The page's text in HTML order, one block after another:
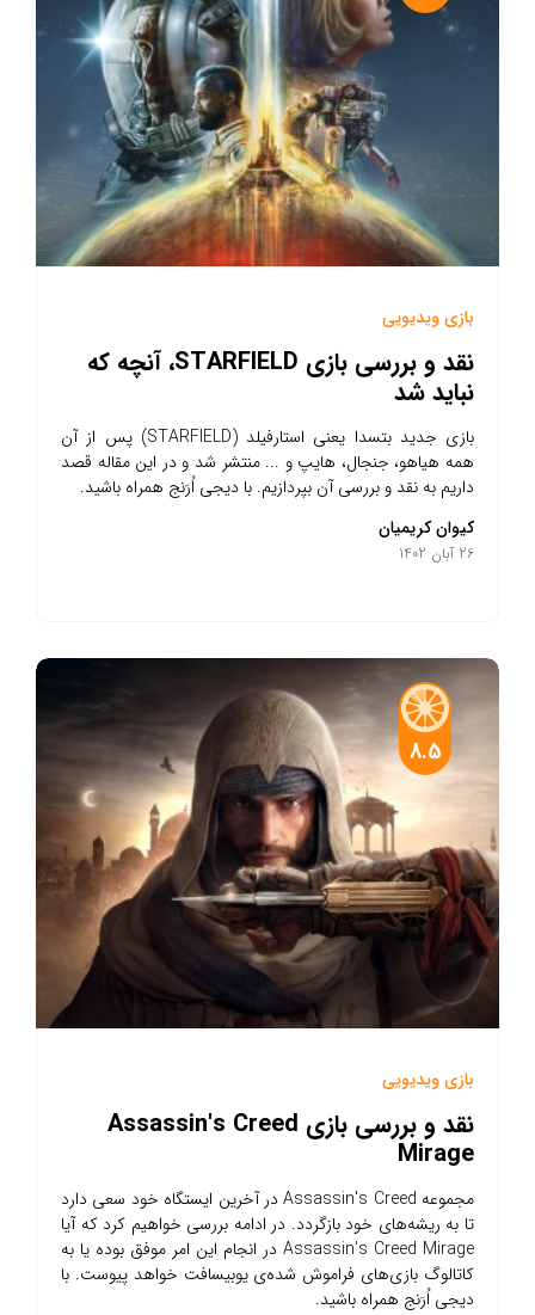
بازی ویدیویی
نقد و بررسی بازی STARFIELD، آنچه که
نباید شد
بازی جدید بتسدا یعنی استارفیلد (STARFIELD) پس از آن
همه هیاهو، جنجال، هایپ و ... منتشر شد و در این مقاله قصد
داریم به نقد و بررسی آن بپردازیم. با دیجی اُرَنج همراه باشید.
کیوان کریمیان
26 آبان 1402
8.5
بازی ویدیویی
نقد و بررسی بازی Assassin's Creed
Mirage
مجموعه Assassin's Creed در آخرین ایستگاه خود سعی دارد
تا به ریشه‌های خود بازگردد. در ادامه بررسی خواهیم کرد که آیا
Assassin's Creed Mirage در انجام این امر موفق بوده یا به
کاتالوگ بازی‌های فراموش شده‌ی یوبیسافت خواهد پیوست. با
دیجی اُرَنج همراه باشید.